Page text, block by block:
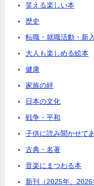
笑える楽しい本
歴史
転職・就職活動・新
大人も楽しめる絵本
健康
家族の絆
日本の文化
戦争・平和
子供に読み聞かせて
古典・名著
音楽にまつわる本
新刊（2025年、2026